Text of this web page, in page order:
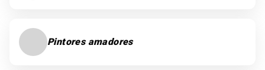
Pintores amadores